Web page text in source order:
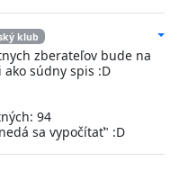
klub
zberateľov bude na
súdny spis :D
94
sa vypočítať" :D